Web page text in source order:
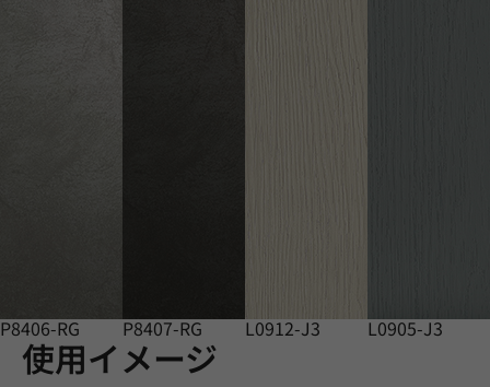
P8406-RG P8407-RG L0912-J3 L0905-J3
使用イメージ